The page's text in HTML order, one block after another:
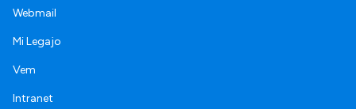
Webmail
Mi Legajo
Vem
Intranet